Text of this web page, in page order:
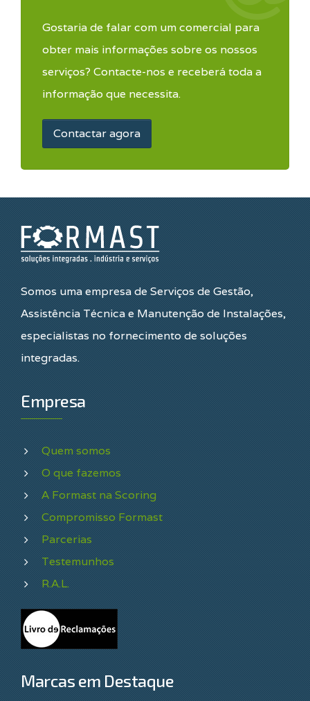
Gostaria de falar com um comercial para
obter mais informações sobre os nossos
serviços? Contacte-nos e receberá toda a
informação que necessita.
Contactar agora
Somos uma empresa de Serviços de Gestão,
Assistência Técnica e Manutenção de Instalações,
especialistas no fornecimento de soluções
integradas.
Empresa
Quem somos
O que fazemos
A Formast na Scoring
Compromisso Formast
Parcerias
Testemunhos
R.A.L.
Marcas em Destaque